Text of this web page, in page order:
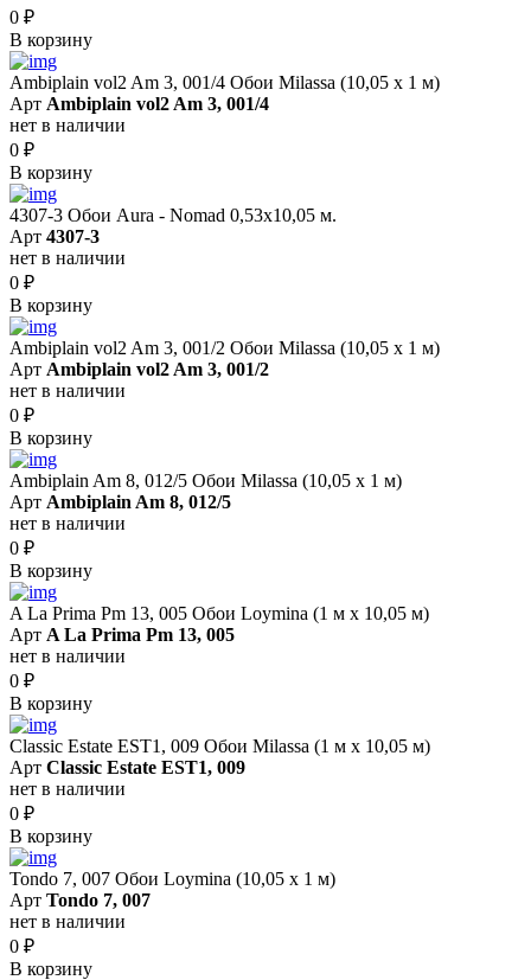
0 ₽
В корзину
Ambiplain vol2 Am 3, 001/4 Обои Milassa (10,05 х 1 м)
Арт Ambiplain vol2 Am 3, 001/4
нет в наличии
0 ₽
В корзину
4307-3 Обои Aura - Nomad 0,53х10,05 м.
Арт 4307-3
нет в наличии
0 ₽
В корзину
Ambiplain vol2 Am 3, 001/2 Обои Milassa (10,05 х 1 м)
Арт Ambiplain vol2 Am 3, 001/2
нет в наличии
0 ₽
В корзину
Ambiplain Am 8, 012/5 Обои Milassa (10,05 х 1 м)
Арт Ambiplain Am 8, 012/5
нет в наличии
0 ₽
В корзину
A La Prima Pm 13, 005 Обои Loymina (1 м х 10,05 м)
Арт A La Prima Pm 13, 005
нет в наличии
0 ₽
В корзину
Classic Estate EST1, 009 Обои Milassa (1 м х 10,05 м)
Арт Classic Estate EST1, 009
нет в наличии
0 ₽
В корзину
Tondo 7, 007 Обои Loymina (10,05 х 1 м)
Арт Tondo 7, 007
нет в наличии
0 ₽
В корзину